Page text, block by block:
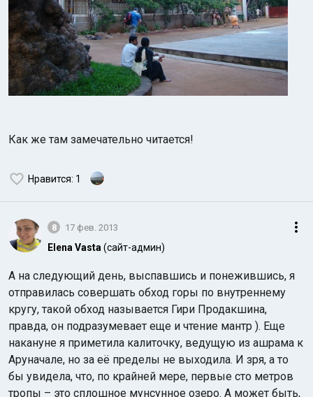
Как же там замечательно читается!
Нравится: 1
8 17 фев. 2013
Elena Vasta (сайт-админ)
А на следующий день, выспавшись и понежившись, я
отправилась совершать обход горы по внутреннему
кругу, такой обход называется Гири Продакшина,
правда, он подразумевает еще и чтение мантр ). Еще
накануне я приметила калиточку, ведущую из ашрама к
Аруначале, но за её пределы не выходила. И зря, а то
бы увидела, что, по крайней мере, первые сто метров
тропы – это сплошное мунсунное озеро. А может быть,